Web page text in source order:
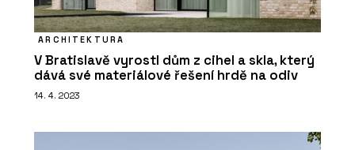
ARCHITEKTURA
V Bratislavě vyrostl dům z cihel a skla, který
dává své materiálové řešení hrdě na odiv
14. 4. 2023